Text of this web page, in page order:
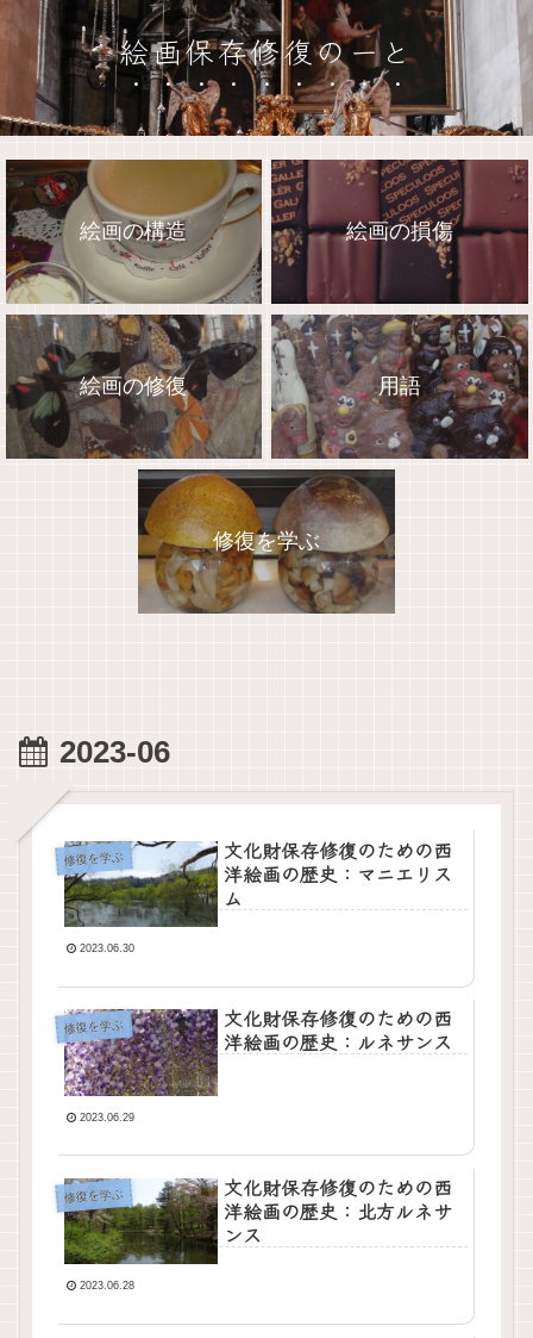
絵画保存修復のーと
絵画の構造 絵画の損傷
絵画の修復 用語
修復を学ぶ
2023-06
修復を学ぶ
文化財保存修復のための西
洋絵画の歴史：マニエリス
ム
2023.06.30
修復を学ぶ
文化財保存修復のための西
洋絵画の歴史：ルネサンス
2023.06.29
修復を学ぶ
文化財保存修復のための西
洋絵画の歴史：北方ルネサ
ンス
2023.06.28